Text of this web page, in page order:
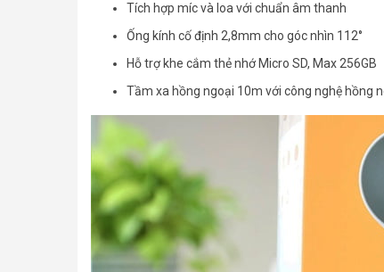
Tích hợp míc và loa với chuẩn âm thanh
Ống kính cố định 2,8mm cho góc nhìn 112°
Hỗ trợ khe cắm thẻ nhớ Micro SD, Max 256GB
Tầm xa hồng ngoại 10m với công nghệ hồng